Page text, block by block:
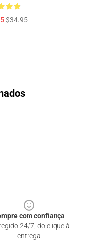
$34.95
com confiança
24/7, do clique à
entrega